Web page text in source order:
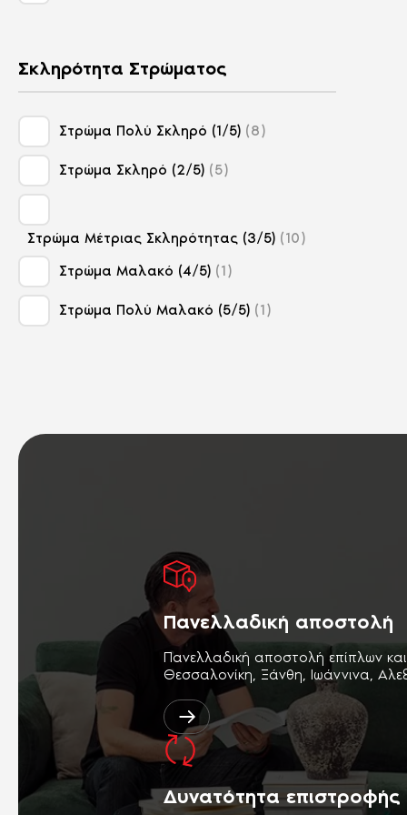
90 X 195 Cm 1
90 X 200 Cm 14
Σκληρότητα Στρώματος
Στρώμα Πολύ Σκληρό (1/5) 8
Στρώμα Σκληρό (2/5) 5
Στρώμα Μέτριας Σκληρότητας (3/5)
10
Στρώμα Μαλακό (4/5)
1
Στρώμα Πολύ Μαλακό (5/5) 1
Πανελλαδική αποστολή
Πανελλαδική αποστολή επίπλων
Θεσσαλονίκη, Ξάνθη, Ιωάννινα,
Δυνατότητα επιστροφής